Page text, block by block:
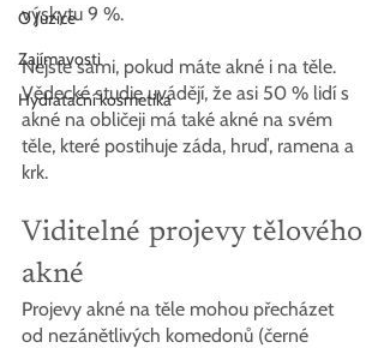
O Juzice
Zajímavosti
Hydratační kosmetika
výskytu 9 %.
Nejste sami, pokud máte akné i na těle.
Vědecké studie uvádějí, že asi 50 % lidí s
akné na obličeji má také akné na svém
těle, které postihuje záda, hruď, ramena a
krk.
Viditelné projevy tělového
akné
Projevy akné na těle mohou přecházet
od nezánětlivých komedonů (černé